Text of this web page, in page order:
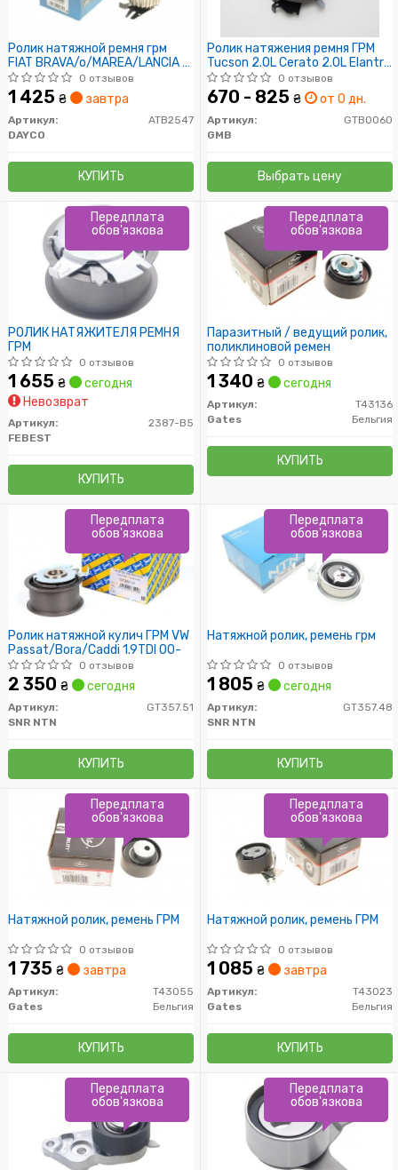
Ролик натяжной ремня грм
FIAT BRAVA/o/MAREA/LANCIA K
1.9TD/2.4TD
0 отзывов
1 425 ₴ завтра
Артикул:
ATB2547
DAYCO
КУПИТЬ
Ролик натяжения ремня ГРМ
Tucson 2.0L Cerato 2.0L Elantra
Coupe Matrix Trajet I30 Carens
Ceed Soul Sportage
0 отзывов
670 - 825 ₴ от 0 дн.
Артикул:
GTB0060
GMB
Выбрать цену
РОЛИК НАТЯЖИТЕЛЯ РЕМНЯ
ГРМ
0 отзывов
1 655 ₴
сегодня
Невозврат
Артикул:
2387-B5
FEBEST
КУПИТЬ
Передплата
обов'язкова
Паразитный / ведущий ролик,
поликлиновой ремен
0 отзывов
1 340 ₴ сегодня
Артикул:
T43136
Gates
Бельгия
КУПИТЬ
Передплата
обов'язкова
Ролик натяжной кулич ГРМ VW
Passat/Bora/Caddi 1.9TDI 00-
0 отзывов
2 350 ₴ сегодня
Артикул:
GT357.51
SNR NTN
КУПИТЬ
Передплата
обов'язкова
Натяжной ролик, ремень грм
0 отзывов
1 805 ₴ сегодня
Артикул:
GT357.48
SNR NTN
КУПИТЬ
Передплата
обов'язкова
Натяжной ролик, ремень ГРМ
0 отзывов
1 735 ₴ завтра
Артикул:
T43055
Gates
Бельгия
КУПИТЬ
Передплата
обов'язкова
Натяжной ролик, ремень ГРМ
0 отзывов
1 085 ₴ завтра
Артикул:
T43023
Gates
Бельгия
КУПИТЬ
Передплата
обов'язкова
Передплата
обов'язкова
Передплата
обов'язкова